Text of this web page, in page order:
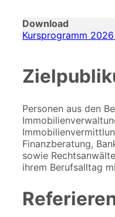
Download
Kursprogramm
Personen aus den
Finanzberatung,
sowie
ihrem Berufsalltag